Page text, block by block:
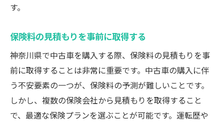
す。
保険料の見積もりを事前に取得する
神奈川県で中古車を購入する際、保険料の見積もりを事
前に取得することは非常に重要です。中古車の購入に伴
う不安要素の一つが、保険料の予測が難しいことです。
しかし、複数の保険会社から見積もりを取得すること
で、最適な保険プランを選ぶことが可能です。運転歴や